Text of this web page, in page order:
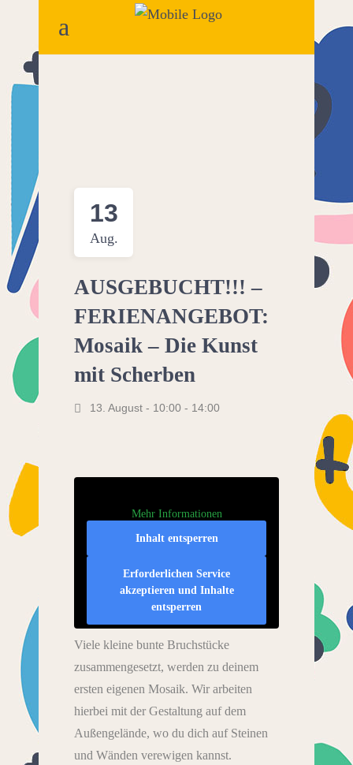
13
Aug.
AUSGEBUCHT!!! –
FERIENANGEBOT:
Mosaik – Die Kunst
mit Scherben
13. August - 10:00 - 14:00
Mehr Informationen
Inhalt entsperren
Erforderlichen Service
akzeptieren und Inhalte
entsperren
Viele kleine bunte Bruchstücke
zusammengesetzt, werden zu deinem
ersten eigenen Mosaik. Wir arbeiten
hierbei mit der Gestaltung auf dem
Außengelände, wo du dich auf Steinen
und Wänden verewigen kannst.